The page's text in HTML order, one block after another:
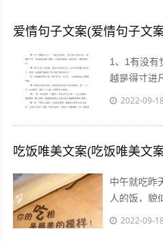
爱情句子文案(爱情句子文
1、1有没有
越是得寸进
者，相伴着
2022-09-18
吃饭唯美文案(吃饭唯美文
中午就吃昨
人的饭，貌
鱼，超级开
2022-09-18